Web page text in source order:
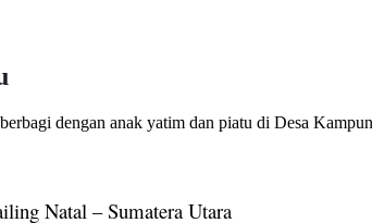
dengan anak yatim dan piatu di Desa
Natal – Sumatera Utara